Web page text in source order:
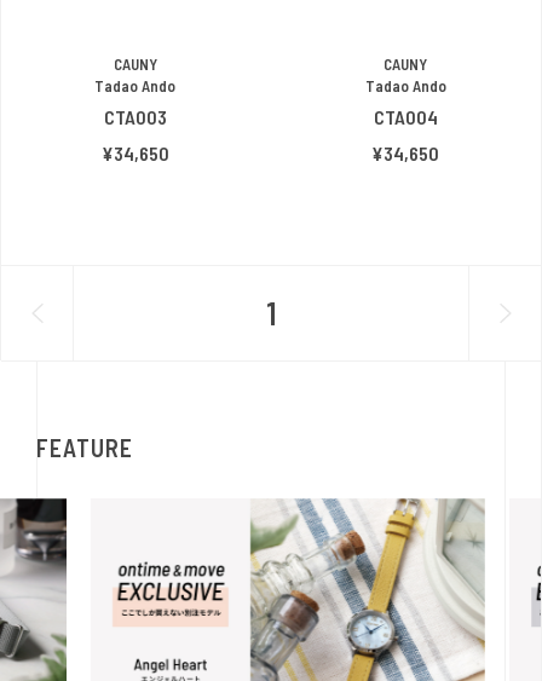
CAUNY
Tadao Ando
CTA003
¥34,650
CAUNY
Tadao Ando
CTA004
¥34,650
1
FEATURE